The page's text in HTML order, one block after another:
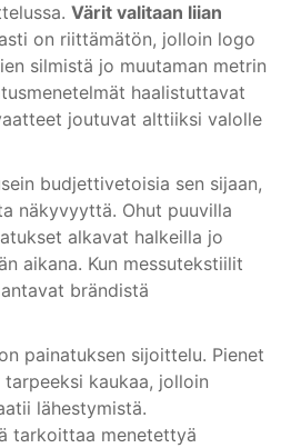
Värit valitaan liian
on riittämätön, jolloin logo
silmistä jo muutaman metrin
haalistuttavat
joutuvat alttiiksi valolle
budjettivetoisia sen sijaan,
näkyvyyttä. Ohut puuvilla
alkavat halkeilla jo
aikana. Kun messutekstiilit
brändistä
painatuksen sijoittelu. Pienet
kaukaa, jolloin
lähestymistä.
tarkoittaa menetettyä